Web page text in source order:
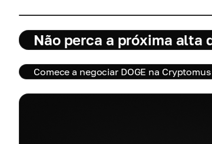
Não perca a próxima alta
Comece a negociar DOGE na